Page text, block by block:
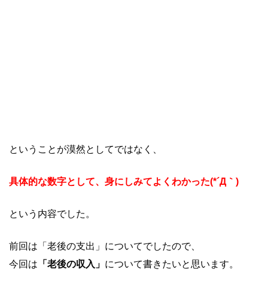
ということが漠然としてではなく、
具体的な数字として、身にしみてよくわかった(*´Д｀)
という内容でした。
前回は「老後の支出」についてでしたので、
今回は 「老後の収入」 について書きたいと思います。